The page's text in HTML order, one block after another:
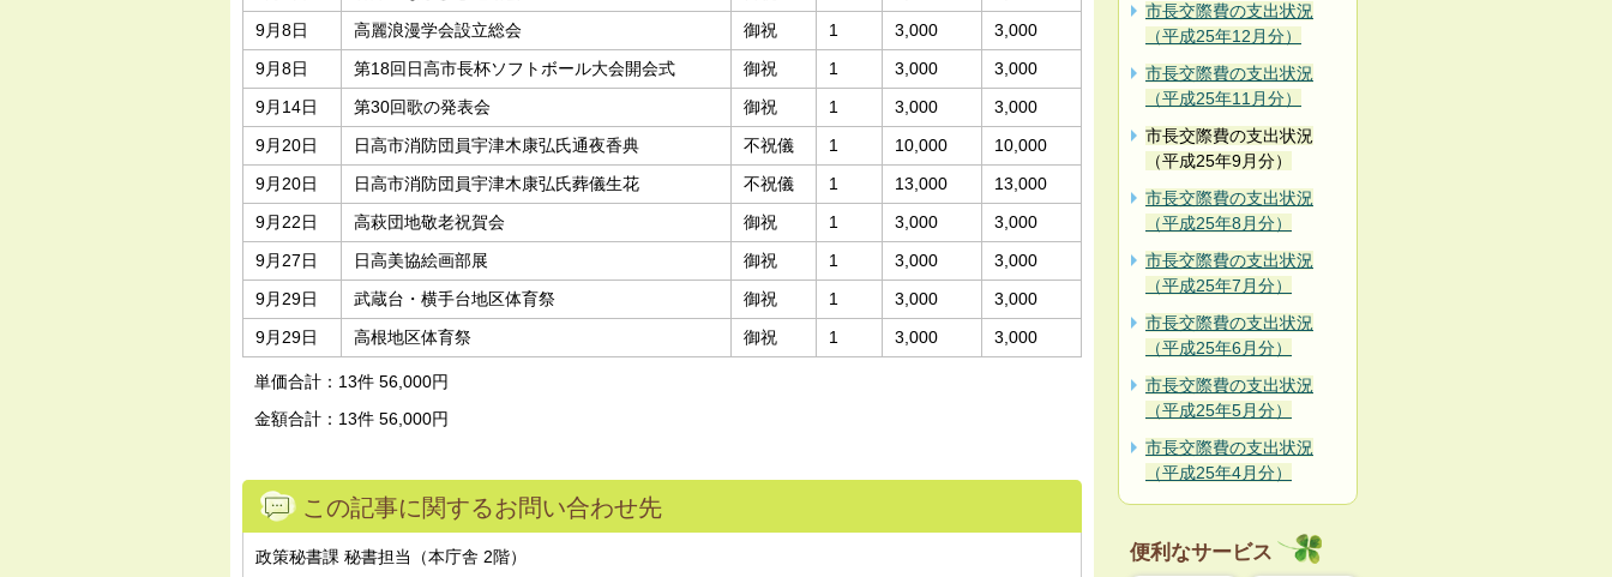
9月8日
高麗浪漫学会設立総会 御祝 1 3,000
3,000
9月8日
第18回日高市長杯ソフトボール大会開会式 御祝 1 3,000
3,000
9月14日
第30回歌の発表会 御祝 1 3,000
3,000
9月20日
日高市消防団員宇津木康弘氏通夜香典 不祝儀 1 10,000
10,000
9月20日
日高市消防団員宇津木康弘氏葬儀生花 不祝儀 1 13,000
13,000
9月22日
高萩団地敬老祝賀会 御祝 1 3,000
3,000
9月27日
日高美協絵画部展 御祝 1 3,000
3,000
9月29日
武蔵台・横手台地区体育祭 御祝 1 3,000
3,000
9月29日
高根地区体育祭 御祝 1 3,000 3,000
単価合計：13件 56,000円
金額合計：13件 56,000円
この記事に関するお問い合わせ先
政策秘書課 秘書担当（本庁舎 2階）
市長交際費の支出状況
（平成25年12月分）
市長交際費の支出状況
（平成25年11月分）
市長交際費の支出状況
（平成25年9月分）
市長交際費の支出状況
（平成25年8月分）
市長交際費の支出状況
（平成25年7月分）
市長交際費の支出状況
（平成25年6月分）
市長交際費の支出状況
（平成25年5月分）
市長交際費の支出状況
（平成25年4月分）
便利なサービス